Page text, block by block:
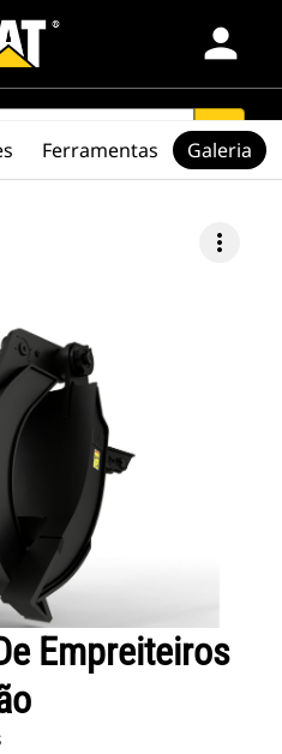
person
search
more_vert
Empreiteiros
Ferramentas Galeria